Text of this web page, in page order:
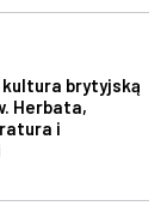
brytyjską
Herbata,
i